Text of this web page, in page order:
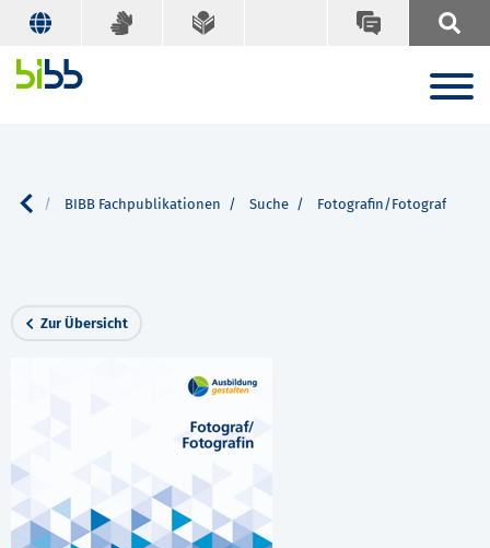
BIBB Fachpublikationen Suche Fotografin/Fotograf
Zur Übersicht